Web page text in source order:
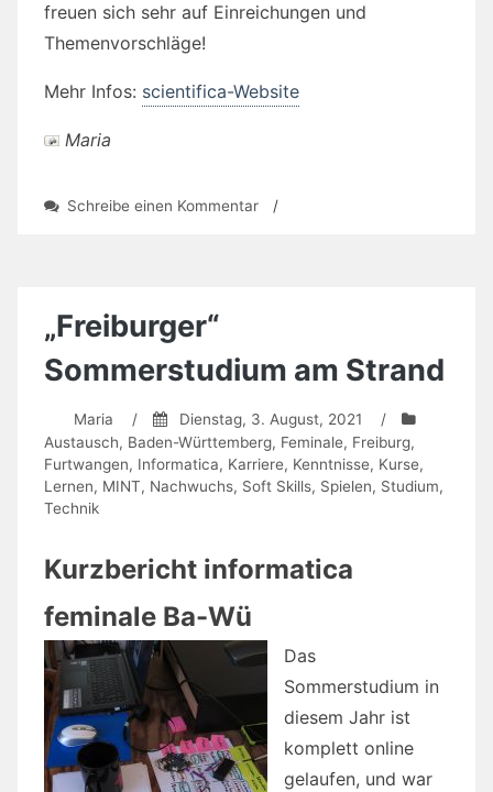
freuen sich sehr auf Einreichungen und
Themenvorschläge!
Mehr Infos: scientifica-Website
Maria
Schreibe einen Kommentarzu
Württemberg
2022
/
„Freiburger“
Sommerstudium am Strand
Maria / Dienstag, 3. August, 2021
/
Austausch, Baden-Württemberg, Feminale, Freiburg,
Furtwangen, Informatica, Karriere, Kenntnisse, Kurse,
Lernen, MINT, Nachwuchs, Soft Skills, Spielen, Studium,
Technik
Kurzbericht informatica
feminale Ba-Wü
Das
Sommerstudium in
diesem Jahr ist
komplett online
gelaufen, und war